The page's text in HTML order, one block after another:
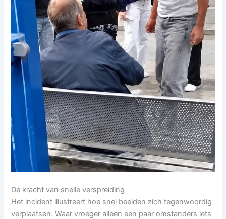
De kracht van snelle verspreiding
Het incident illustreert hoe snel beelden zich tegenwoordig
verplaatsen. Waar vroeger alleen een paar omstanders iets